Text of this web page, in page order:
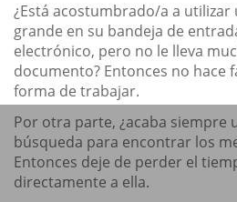
¿Está acostumbrado/a a
grande en su bandeja de
electrónico, pero no le lleva
documento? Entonces no hace
forma de trabajar.
Por otra parte, ¿acaba siempre
búsqueda para encontrar los
Entonces deje de perder el
directamente a ella.